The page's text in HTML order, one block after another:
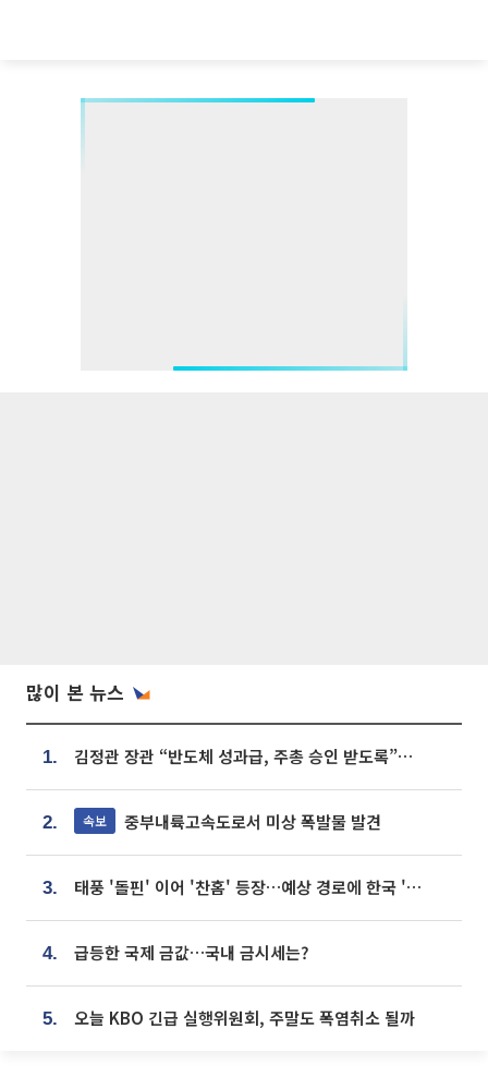
많이 본 뉴스
1. 김정관 장관 “반도체 성과급, 주총 승인 받도록”…상법·자본시장법 개정 시사
2. 속보 중부내륙고속도로서 미상 폭발물 발견
3. 태풍 '돌핀' 이어 '찬홈' 등장…예상 경로에 한국 '한숨'
4. 급등한 국제 금값…국내 금시세는?
5. 오늘 KBO 긴급 실행위원회, 주말도 폭염취소 될까